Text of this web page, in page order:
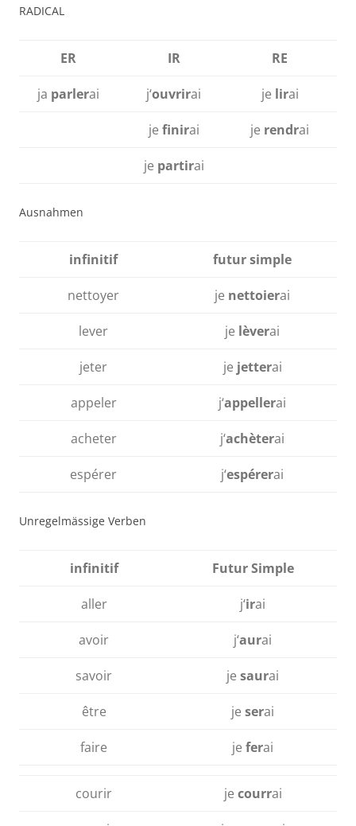
RADICAL
ER IR RE
ja parlerai j‘ouvrirai je lirai
je finirai je rendrai
je partirai
Ausnahmen
infinitif futur simple
nettoyer je nettoierai
lever je lèverai
jeter je jetterai
appeler j‘appellerai
acheter j‘achèterai
espérer j‘espérerai
Unregelmässige Verben
infinitif Futur Simple
aller j‘irai
avoir j‘aurai
savoir je saurai
être je serai
faire je ferai
courir je courrai